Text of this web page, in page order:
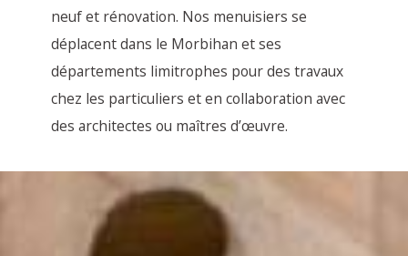
neuf et rénovation. Nos menuisiers se
déplacent dans le Morbihan et ses
départements limitrophes pour des travaux
chez les particuliers et en collaboration avec
des architectes ou maîtres d’œuvre.